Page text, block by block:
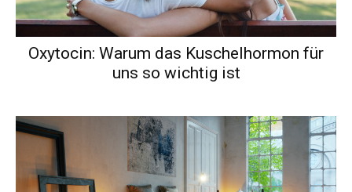
Oxytocin: Warum das Kuschelhormon für
uns so wichtig ist